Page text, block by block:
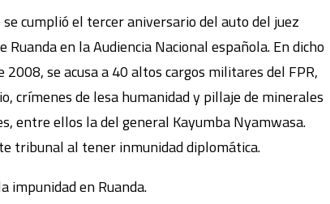
cumplió el tercer aniversario del auto del juez
Ruanda en la Audiencia Nacional española. En dicho
se acusa a 40 altos cargos militares del FPR,
crímenes de lesa humanidad y pillaje de minerales
entre ellos la del general Kayumba Nyamwasa.
tribunal al tener inmunidad diplomática.
impunidad en Ruanda.